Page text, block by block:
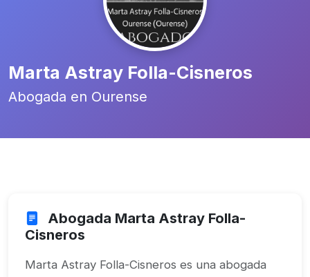
Marta Astray Folla-Cisneros
Abogada en Ourense
Abogada Marta Astray Folla-
Cisneros
Marta Astray Folla-Cisneros es una abogada